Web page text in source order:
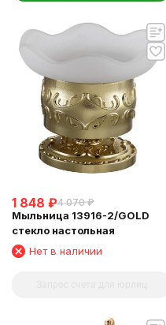
1 848 ₽4 070 ₽
Мыльница 13916-2/GOLD
стекло настольная
Нет в наличии